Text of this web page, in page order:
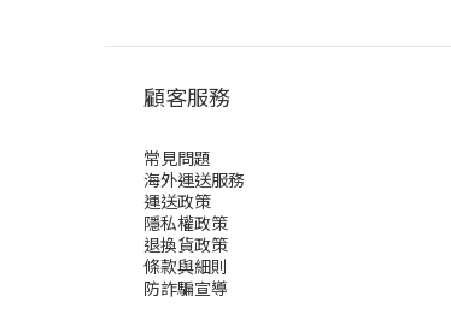
顧客服務
常見問題
海外運送服務
運送政策
隱私權政策
退換貨政策
條款與細則
防詐騙宣導